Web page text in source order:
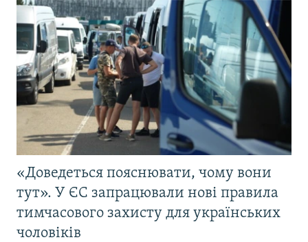
«Доведеться пояснювати, чому вони
тут». У ЄС запрацювали нові правила
тимчасового захисту для українських
чоловіків